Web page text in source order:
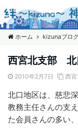
ホーム kizunaブロ
西宮北支部 北
2010年2月7日 西
北口地区は、慈悲
教務主任さんの支
た会員さんの多い